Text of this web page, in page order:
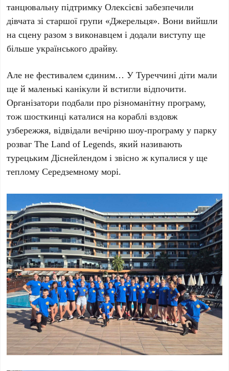
танцювальну підтримку Олексієві забезпечили
дівчата зі старшої групи «Джерельця». Вони вийшли
на сцену разом з виконавцем і додали виступу ще
більше українського драйву.
Але не фестивалем єдиним… У Туреччині діти мали
ще й маленькі канікули й встигли відпочити.
Організатори подбали про різноманітну програму,
тож шосткинці каталися на кораблі вздовж
узбережжя, відвідали вечірню шоу-програму у парку
розваг The Land of Legends, який називають
турецьким Діснейлендом і звісно ж купалися у ще
теплому Середземному морі.